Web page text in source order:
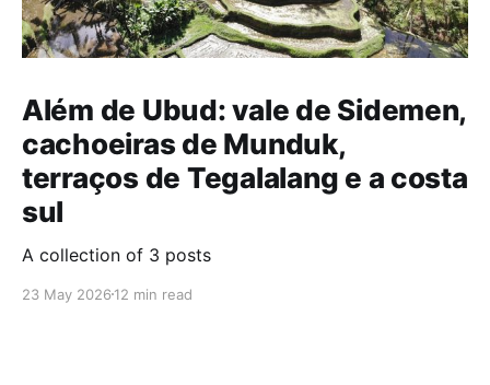
Além de Ubud: vale de Sidemen,
cachoeiras de Munduk,
terraços de Tegalalang e a costa
sul
A collection of 3 posts
23 May 2026 12 min read